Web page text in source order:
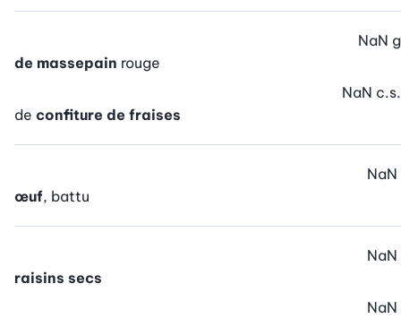
de massepain rouge
NaN g
de confiture de fraises
NaN c.s.
œuf, battu
NaN
raisins secs
NaN
NaN